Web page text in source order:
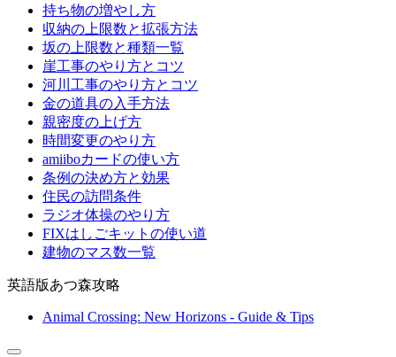
持ち物の増やし方
収納の上限数と拡張方法
坂の上限数と種類一覧
崖工事のやり方とコツ
河川工事のやり方とコツ
金の道具の入手方法
親密度の上げ方
時間変更のやり方
amiiboカードの使い方
条例の決め方と効果
住民の訪問条件
ラジオ体操のやり方
FIXはしごキットの使い道
建物のマス数一覧
英語版あつ森攻略
Animal Crossing: New Horizons - Guide & Tips